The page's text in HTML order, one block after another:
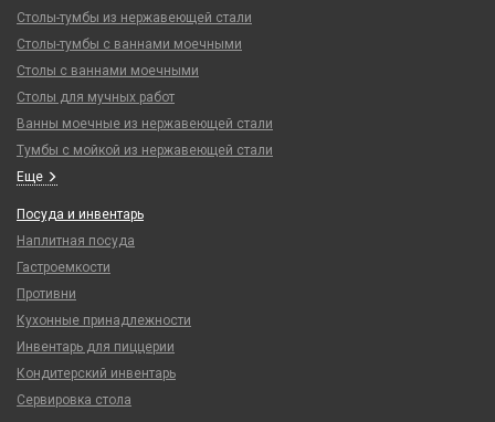
Столы-тумбы из нержавеющей стали
Столы-тумбы с ваннами моечными
Столы с ваннами моечными
Столы для мучных работ
Ванны моечные из нержавеющей стали
Тумбы с мойкой из нержавеющей стали
Еще
Посуда и инвентарь
Наплитная посуда
Гастроемкости
Противни
Кухонные принадлежности
Инвентарь для пиццерии
Кондитерский инвентарь
Сервировка стола